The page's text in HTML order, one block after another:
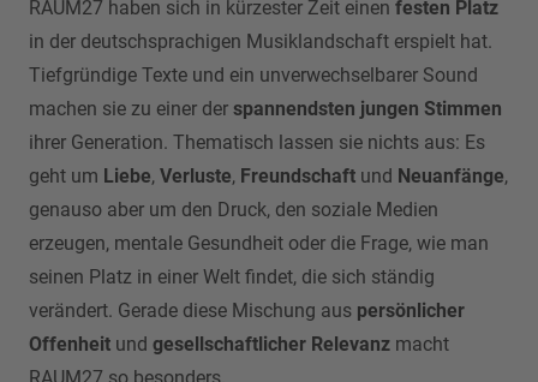
RAUM27 haben sich in kürzester Zeit einen festen Platz
in der deutschsprachigen Musiklandschaft erspielt hat.
Tiefgründige Texte und ein unverwechselbarer Sound
machen sie zu einer der spannendsten jungen Stimmen
ihrer Generation. Thematisch lassen sie nichts aus: Es
geht um Liebe, Verluste, Freundschaft und Neuanfänge,
genauso aber um den Druck, den soziale Medien
erzeugen, mentale Gesundheit oder die Frage, wie man
seinen Platz in einer Welt findet, die sich ständig
verändert. Gerade diese Mischung aus persönlicher
Offenheit und gesellschaftlicher Relevanz macht